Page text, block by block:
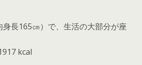
長165㎝）で、生活の大部分が座
kcal